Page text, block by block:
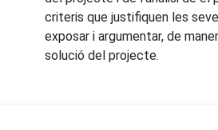
criteris que justifiquen les
exposar i argumentar, de
solució del projecte.